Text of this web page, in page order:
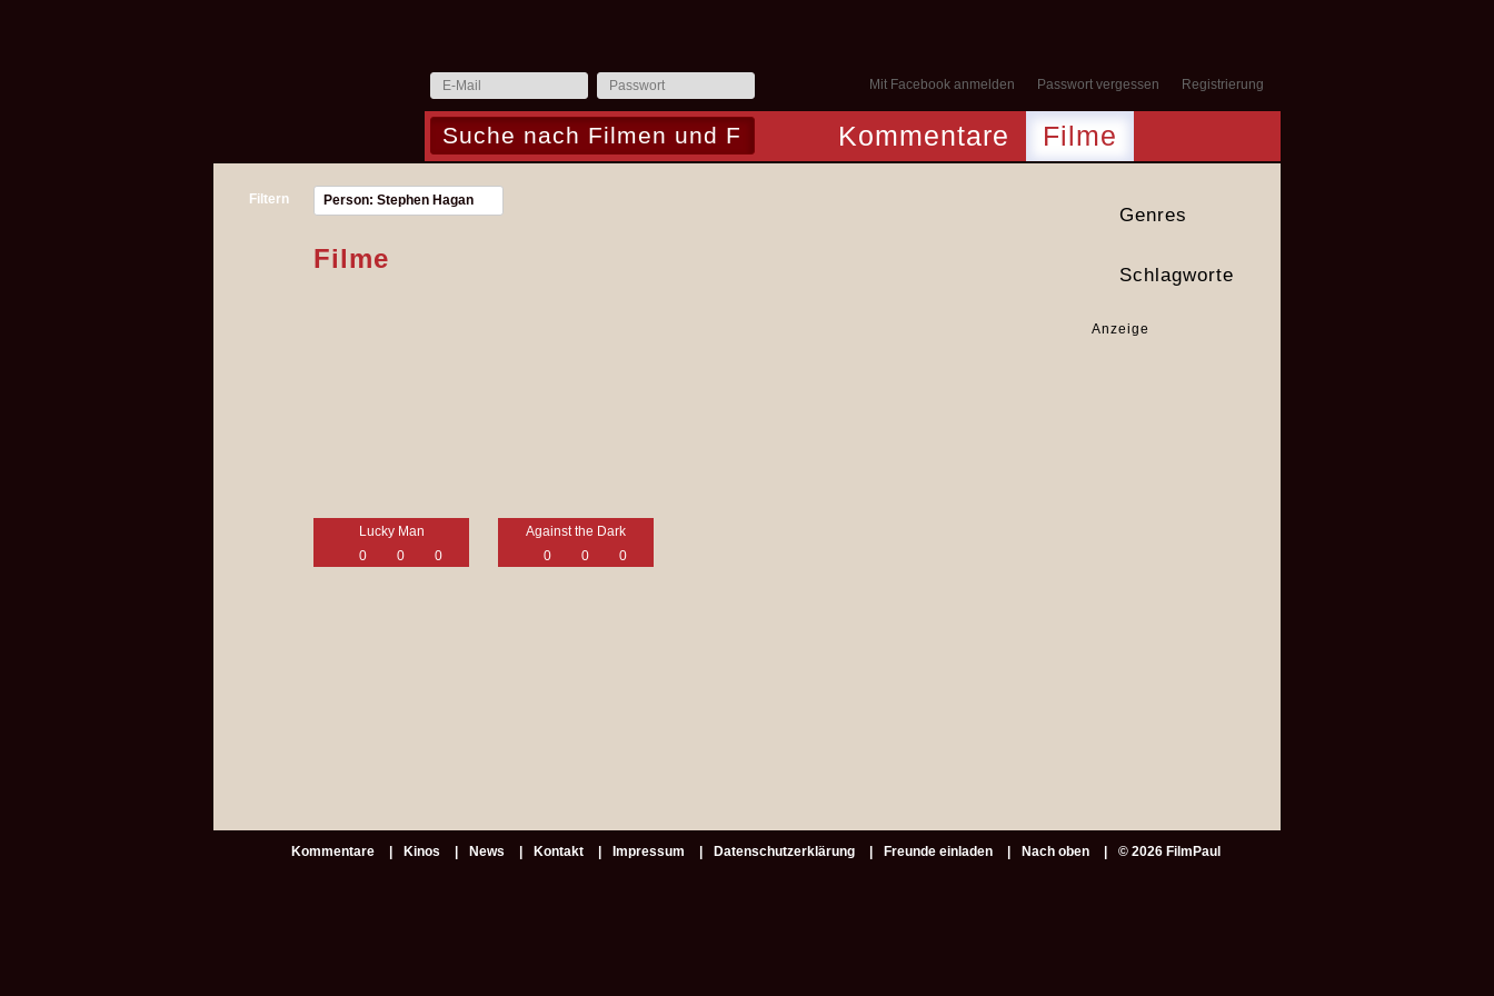
Mit Facebook anmelden Passwort vergessen Registrierung
Kommentare Filme
Filtern Person: Stephen Hagan
Filme
Lucky Man
0
0 0
Against the Dark
0
0 0
Genres
Schlagworte
Anzeige
Kommentare Kinos News Kontakt Impressum Datenschutzerklärung Freunde einladen Nach oben © 2026 FilmPaul